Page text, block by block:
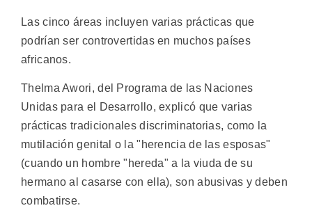
Las cinco áreas incluyen varias prácticas que
podrían ser controvertidas en muchos países
africanos.
Thelma Awori, del Programa de las Naciones
Unidas para el Desarrollo, explicó que varias
prácticas tradicionales discriminatorias, como la
mutilación genital o la "herencia de las esposas"
(cuando un hombre "hereda" a la viuda de su
hermano al casarse con ella), son abusivas y deben
combatirse.